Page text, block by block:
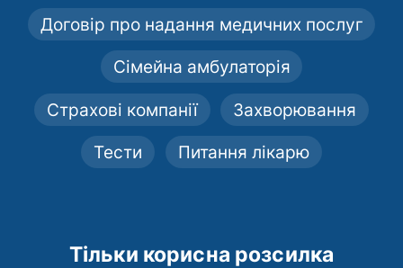
Договір про надання медичних послуг
Сімейна амбулаторія
Страхові компанії Захворювання
Тести Питання лікарю
Тільки корисна розсилка